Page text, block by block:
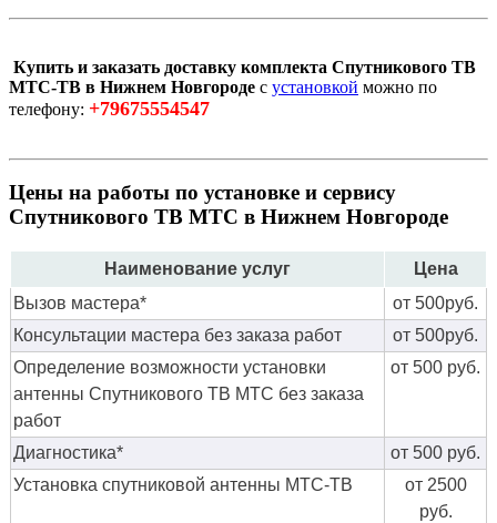
Купить и заказать доставку комплекта Спутникового ТВ
МТС-ТВ в Нижнем Новгороде с установкой можно по
телефону: +79675554547
Цены на работы по установке и сервису
Спутникового ТВ МТС в Нижнем Новгороде
Наименование услуг
Цена
Вызов мастера*
от 500руб.
Консультации мастера без заказа работ
от 500руб.
Определение возможности установки
антенны Спутникового ТВ МТС без заказа
работ
от 500 руб.
Диагностика*
от 500 руб.
Установка спутниковой антенны МТС-ТВ
от 2500
руб.